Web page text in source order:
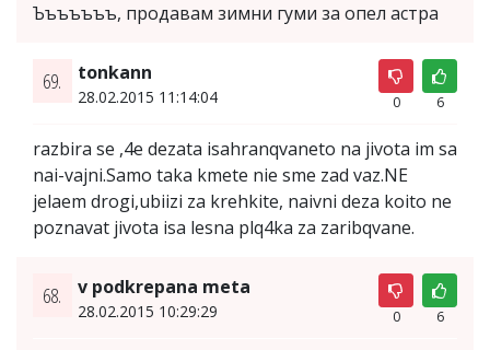
Ъъъъъъъ, продавам зимни гуми за опел астра
69. tonkann
28.02.2015 11:14:04 0 6
razbira se ,4e dezata isahranqvaneto na jivota im sa
nai-vajni.Samo taka kmete nie sme zad vaz.NE
jelaem drogi,ubiizi za krehkite, naivni deza koito ne
poznavat jivota isa lesna plq4ka za zaribqvane.
68. v podkrepana meta
28.02.2015 10:29:29 0 6